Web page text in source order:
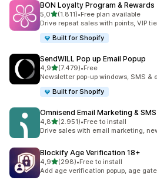
BON Loyalty Program & Rewards
5,0stelle su 5
(1.811)
1811 recensioni totali
•Free plan available
Drive repeat sales with points, VIP
Built for Shopify
SendWILL Pop up Email Popup
4,9stelle su 5
(7.479)
7479 recensioni totali
•Free
Newsletter pop-up windows, SMS &
Built for Shopify
Omnisend Email Marketing & SMS
4,8stelle su 5
(2.951)
2951 recensioni totali
•Free to install
Drive sales with email marketing,
Blockify Age Verification 18+
4,9stelle su 5
(298)
298 recensioni totali
•Free to install
Add age verification popup, age